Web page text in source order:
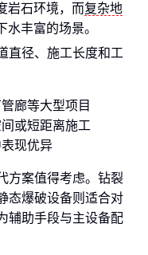
岩石环境，而复杂地
水丰富的场景。
直径、施工长度和工
廊等大型项目
或短距离施工
现优异
方案值得考虑。钻裂
态爆破设备则适合对
辅助手段与主设备配